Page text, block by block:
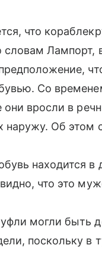
что
Лампорт,
Со
они вросли в
наружу. Об этом
находится
что это
могли быть
поскольку в